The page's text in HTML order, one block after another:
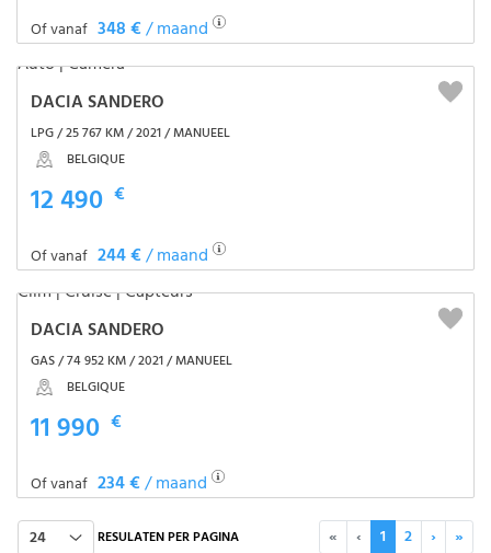
Of vanaf 348 €/ maand
DACIA SANDERO
LPG / 25 767 KM / 2021 / MANUEEL
BELGIQUE
12 490 €
Of vanaf 244 €/ maand
DACIA SANDERO
GAS / 74 952 KM / 2021 / MANUEEL
BELGIQUE
11 990 €
Of vanaf 234 €/ maand
24 RESULATEN PER PAGINA « ‹ 1 2 › »